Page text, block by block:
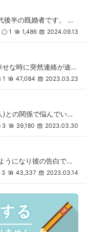
30代前半独身女性です。 相手は30代後半の既婚者です。 半年ほど不倫関係にあり、身体の関係もあります。 私も付き合
1 1,486 2024.09.13
3年お互い既婚者で付き合いお互い幸せな時に突然連絡が途絶え、その後、奥様にバレて一方的に別れを言われました。 ほんとなの
1 47,084 2023.03.23
私は41歳で、37歳の男性(アメリカ人)との関係で悩んでいます。 知り合った時からお互い既婚(私は息子1人。彼には娘さん
3 39,180 2023.03.30
２年前、子供の習い事でお喋りするようになり彼の告白で付き合いました。 それから毎日連絡を取っていて、 お互いのパートナー
3 43,337 2023.03.14